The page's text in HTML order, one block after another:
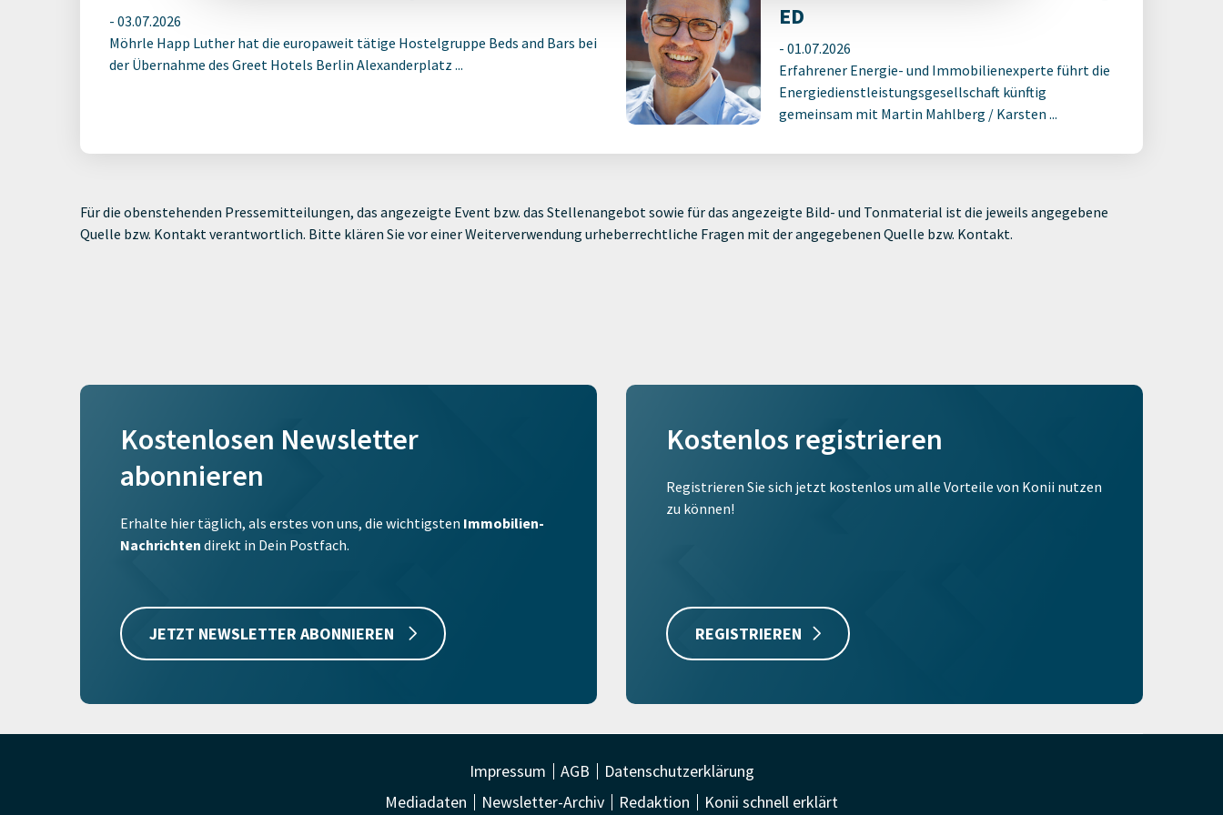
- 03.07.2026
Möhrle Happ Luther hat die europaweit tätige Hostelgruppe Beds and Bars bei
der Übernahme des Greet Hotels Berlin Alexanderplatz ...
ED
- 01.07.2026
Erfahrener Energie- und Immobilienexperte führt die
Energiedienstleistungsgesellschaft künftig
gemeinsam mit Martin Mahlberg / Karsten ...
Für die obenstehenden Pressemitteilungen, das angezeigte Event bzw. das Stellenangebot sowie für das angezeigte Bild- und Tonmaterial ist die jeweils angegebene
Quelle bzw. Kontakt verantwortlich. Bitte klären Sie vor einer Weiterverwendung urheberrechtliche Fragen mit der angegebenen Quelle bzw. Kontakt.
Kostenlosen Newsletter
abonnieren
Erhalte hier täglich, als erstes von uns, die wichtigsten Immobilien-
Nachrichten direkt in Dein Postfach.
JETZT NEWSLETTER ABONNIEREN
Kostenlos registrieren
Registrieren Sie sich jetzt kostenlos um alle Vorteile von Konii nutzen
zu können!
REGISTRIEREN
Impressum AGB
Datenschutzerklärung
Mediadaten
Newsletter-Archiv Redaktion Konii schnell erklärt